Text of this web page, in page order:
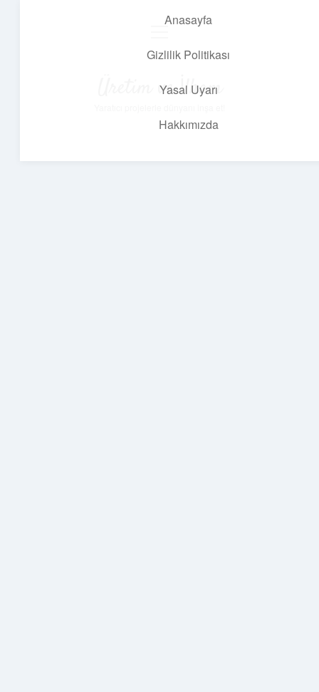
Anasayfa
Gizlilik Politikası
Yasal Uyarı
Hakkımızda
Üretim ve İlham